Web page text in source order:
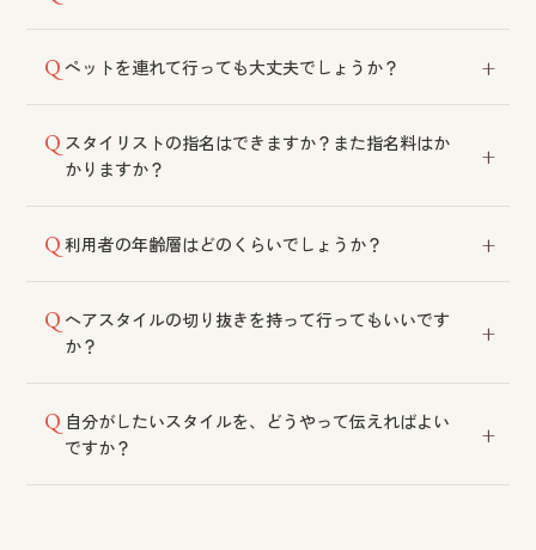
い。
護者の方の付き添い・ご協力をお願いしております。
ペットを連れて行っても大丈夫でしょうか？
いただいております。
スタイリストの指名はできますか？また指名料はか
かりますか？
利用者の年齢層はどのくらいでしょうか？
来店いただいております。親子でのご利用も多いで
す。
ヘアスタイルの切り抜きを持って行ってもいいです
か？
ご持参ください。手描きのスケッチでのご提案も可能
です。
自分がしたいスタイルを、どうやって伝えればよい
ですか？